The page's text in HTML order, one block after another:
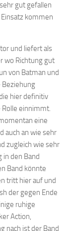
gut gefallen
kommen
und liefert als
wo Richtung gut
von Batman und
Beziehung
hier definitiv
einnimmt.
eine
auch an wie sehr
zugleich wie sehr
in den Band
Band könnte
tritt hier auf und
der gegen Ende
ruhige
Action,
nach ist der Band